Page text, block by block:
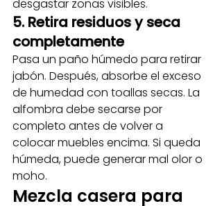
desgastar zonas visibles.
5. Retira residuos y seca
completamente
Pasa un paño húmedo para retirar
jabón. Después, absorbe el exceso
de humedad con toallas secas. La
alfombra debe secarse por
completo antes de volver a
colocar muebles encima. Si queda
húmeda, puede generar mal olor o
moho.
Mezcla casera para